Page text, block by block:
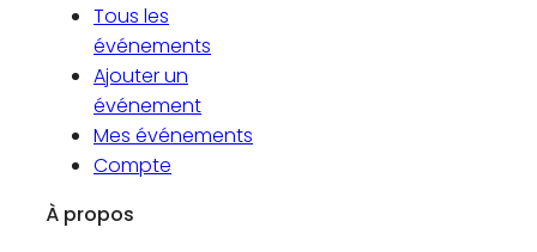
Tous les
événements
Ajouter un
événement
Mes événements
Compte
À propos